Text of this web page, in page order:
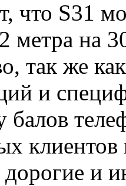
что S31
метра на
так же
и
балов
дорогие и